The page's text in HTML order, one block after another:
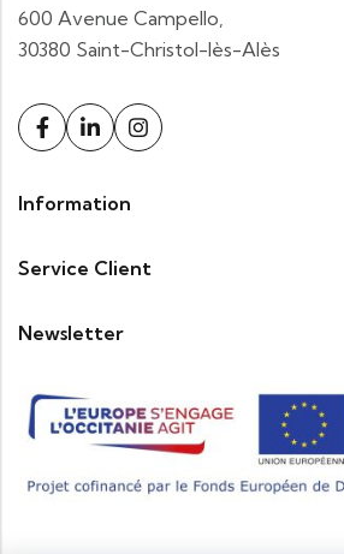
600 Avenue Campello,
30380 Saint-Christol-lès-Alès
Information
Service Client
Newsletter